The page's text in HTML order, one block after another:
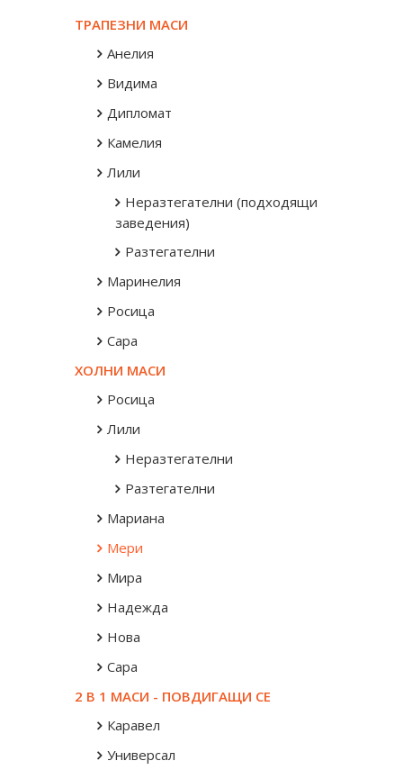
ТРАПЕЗНИ МАСИ
Анелия
Видима
Дипломат
Камелия
Лили
Неразтегателни (подходящи за
заведения)
Разтегателни
Маринелия
Росица
Сара
ХОЛНИ МАСИ
Росица
Лили
Неразтегателни
Разтегателни
Мариана
Мери
Мира
Надежда
Нова
Сара
2 В 1 МАСИ - ПОВДИГАЩИ СЕ
Каравел
Универсал